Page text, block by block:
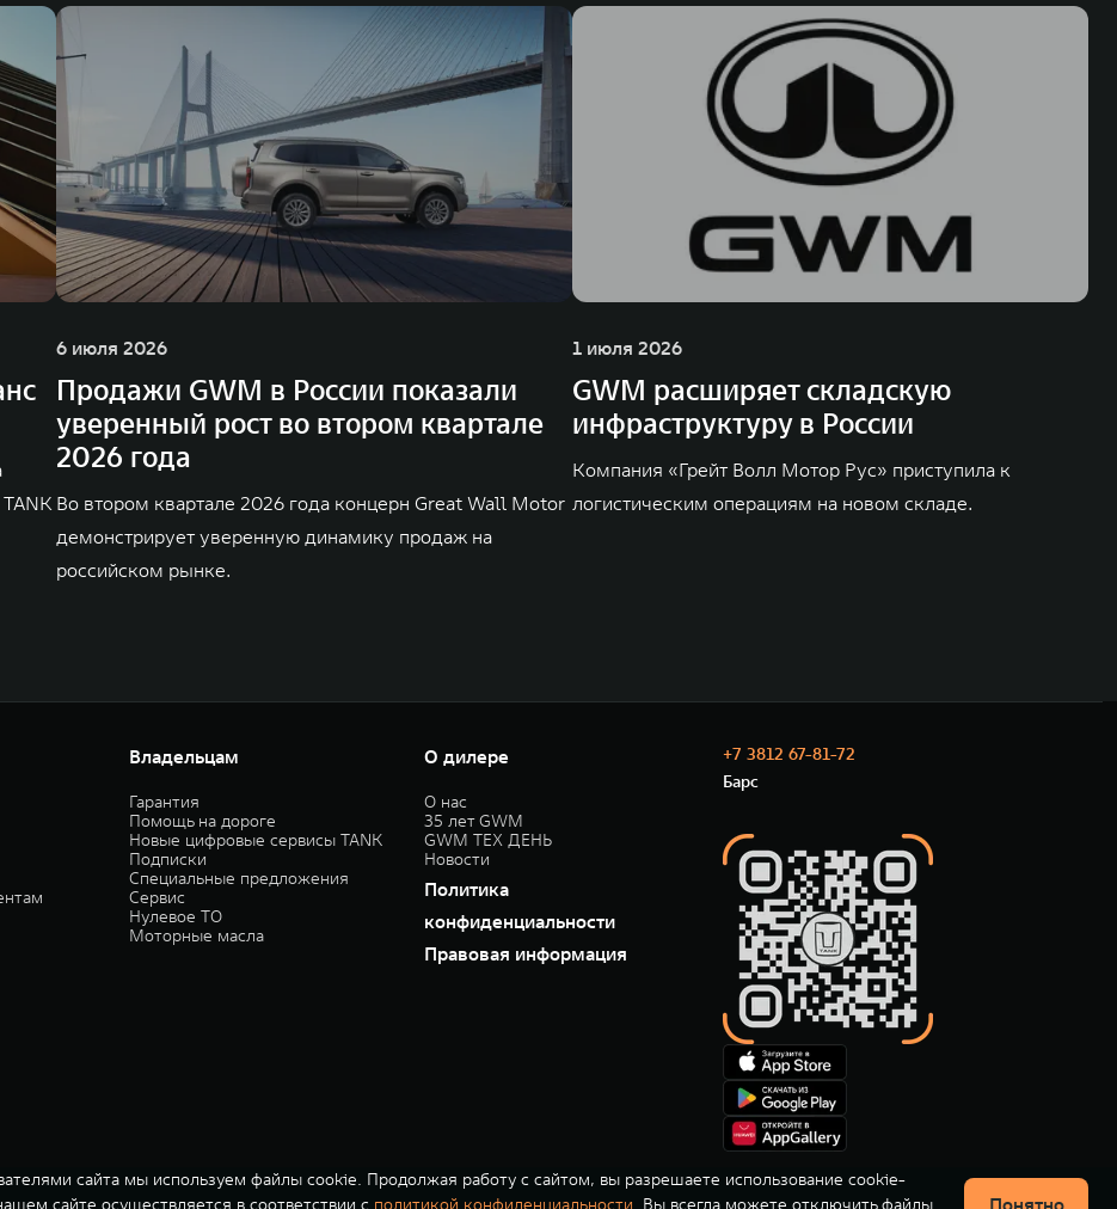
6 июля 2026
Продажи GWM в России показали
уверенный рост во втором квартале
2026 года
Во втором квартале 2026 года концерн Great Wall Motor
демонстрирует уверенную динамику продаж на
российском рынке.
1 июля 2026
GWM расширяет складскую
инфраструктуру в России
Компания «Грейт Волл Мотор Рус» приступила к
логистическим операциям на новом складе.
Владельцам
Гарантия
Помощь на дороге
Новые цифровые сервисы TANK
Подписки
Специальные предложения
Сервис
Нулевое ТО
Моторные масла
О дилере
О нас
35 лет GWM
GWM ТЕХ ДЕНЬ
Новости
Политика
конфиденциальности
Правовая информация
+7 3812 67-81-72
Барс
сайта мы используем файлы cookie. Продолжая работу с сайтом, вы разрешаете использование cookie-
сайте осуществляется в соответствии с политикой конфиденциальности . Вы всегда можете отключить файлы Понятно